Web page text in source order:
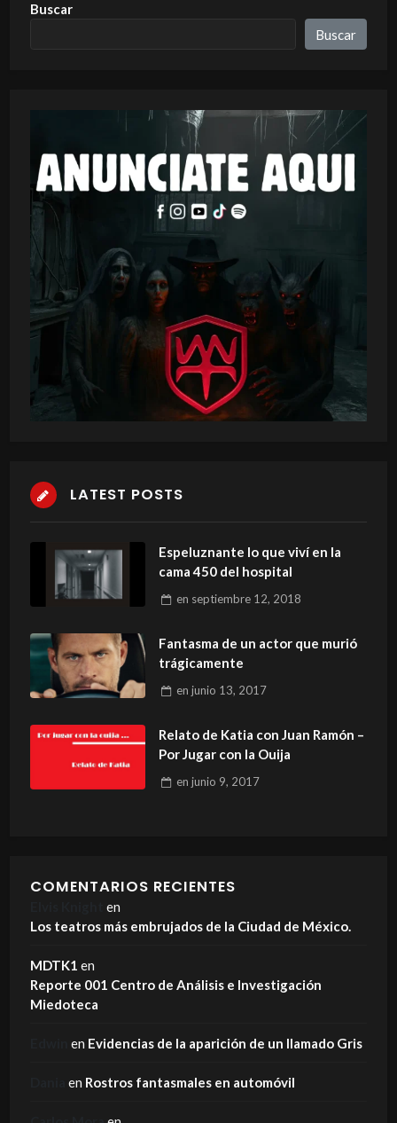
Buscar
Buscar
LATEST POSTS
Espeluznante lo que viví en la
cama 450 del hospital
en septiembre 12, 2018
Fantasma de un actor que murió
trágicamente
en junio 13, 2017
Relato de Katia con Juan Ramón –
Por Jugar con la Ouija
en junio 9, 2017
COMENTARIOS RECIENTES
en
Los teatros más embrujados de la Ciudad de México.
MDTK1 en
Reporte 001 Centro de Análisis e Investigación
Miedoteca
en Evidencias de la aparición de un llamado Gris
en Rostros fantasmales en automóvil